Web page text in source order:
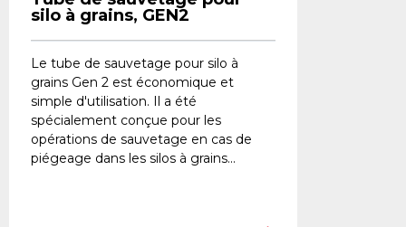
silo à grains, GEN2
Le tube de sauvetage pour silo à
grains Gen 2 est économique et
simple d'utilisation. Il a été
spécialement conçue pour les
opérations de sauvetage en cas de
piégeage dans les silos à grains...